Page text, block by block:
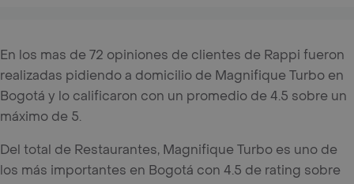
En los mas de 72 opiniones de clientes de Rappi fueron
realizadas pidiendo a domicilio de Magnifique Turbo en
Bogotá y lo calificaron con un promedio de 4.5 sobre un
máximo de 5.
Del total de Restaurantes, Magnifique Turbo es uno de
los más importantes en Bogotá con 4.5 de rating sobre